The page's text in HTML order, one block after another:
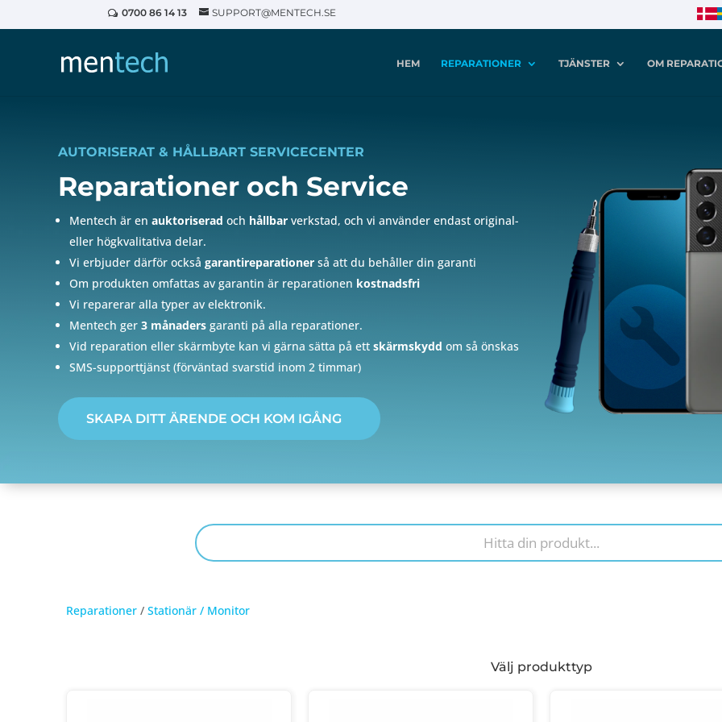
0700 86 14 13 SUPPORT@MENTECH.SE
HEM REPARATIONER TJÄNSTER OM
AUTORISERAT & HÅLLBART SERVICECENTER
Reparationer och Service
Mentech är en auktoriserad och hållbar verkstad, och vi använder endast original-
eller högkvalitativa delar.
Vi erbjuder därför också garantireparationer så att du behåller din garanti
Om produkten omfattas av garantin är reparationen kostnadsfri
Vi reparerar alla typer av elektronik.
Mentech ger 3 månaders garanti på alla reparationer.
Vid reparation eller skärmbyte kan vi gärna sätta på ett skärmskydd om så önskas
SMS-supporttjänst (förväntad svarstid inom 2 timmar)
SKAPA DITT ÄRENDE OCH KOM IGÅNG
Reparationer / Stationär / Monitor
Välj produkttyp